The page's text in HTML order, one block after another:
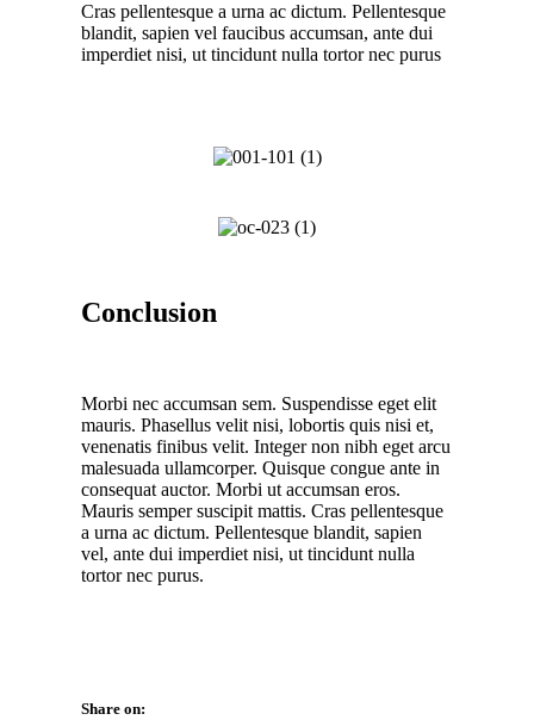
Cras pellentesque a urna ac dictum. Pellentesque
blandit, sapien vel faucibus accumsan, ante dui
imperdiet nisi, ut tincidunt nulla tortor nec purus
Conclusion
Morbi nec accumsan sem. Suspendisse eget elit
mauris. Phasellus velit nisi, lobortis quis nisi et,
venenatis finibus velit. Integer non nibh eget arcu
malesuada ullamcorper. Quisque congue ante in
consequat auctor. Morbi ut accumsan eros.
Mauris semper suscipit mattis. Cras pellentesque
a urna ac dictum. Pellentesque blandit, sapien
vel, ante dui imperdiet nisi, ut tincidunt nulla
tortor nec purus.
Share on: